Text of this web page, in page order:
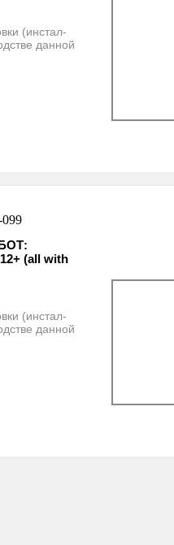
(инстал-
данной
(all with
(инстал-
данной